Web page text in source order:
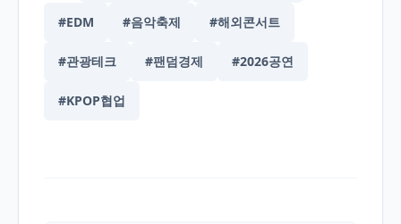
#EDM #음악축제 #해외콘서트
#관광테크 #팬덤경제 #2026공연
#KPOP협업